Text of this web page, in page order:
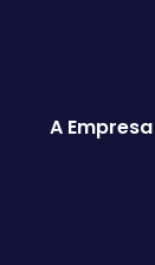
A Empresa